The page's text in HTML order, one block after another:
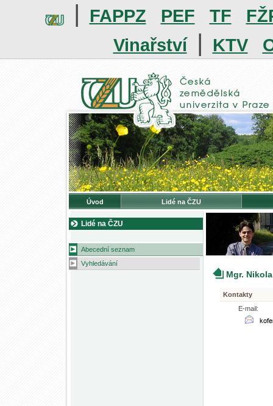
| FAPPZ PEF TF
Vinařství | KTV
Úvod Lidé na ČZU
Lidé na ČZU
Abecední seznam
Vyhledávání
Mgr.
Kontakty
E-mail: